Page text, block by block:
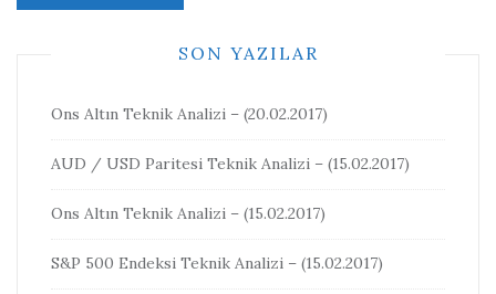
SON YAZILAR
Ons Altın Teknik Analizi – (20.02.2017)
AUD / USD Paritesi Teknik Analizi – (15.02.2017)
Ons Altın Teknik Analizi – (15.02.2017)
S&P 500 Endeksi Teknik Analizi – (15.02.2017)